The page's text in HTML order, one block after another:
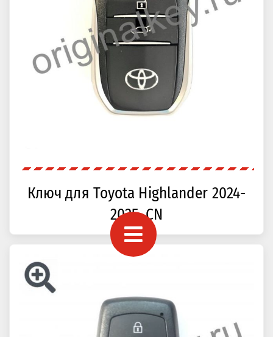
Ключ для Toyota Highlander 2024-
2025, CN